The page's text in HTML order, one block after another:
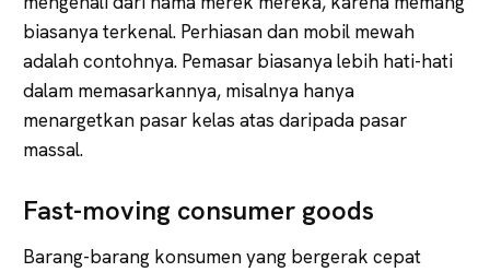
biasanya terkenal. Perhiasan dan mobil mewah
adalah contohnya. Pemasar biasanya lebih hati-hati
dalam memasarkannya, misalnya hanya
menargetkan pasar kelas atas daripada pasar
massal.
Fast-moving consumer goods
Barang-barang konsumen yang bergerak cepat